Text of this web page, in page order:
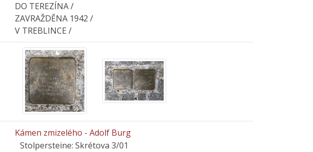
DO TEREZÍNA /
ZAVRAŽDĚNA 1942 /
V TREBLINCE /
Kámen zmizelého - Adolf Burg
Stolpersteine: Skrétova 3/01